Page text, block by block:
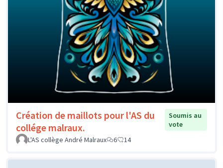
Création de maillots pour l'AS du
collége malraux.
Soumis au
vote
L'AS collège André Malraux
6 14